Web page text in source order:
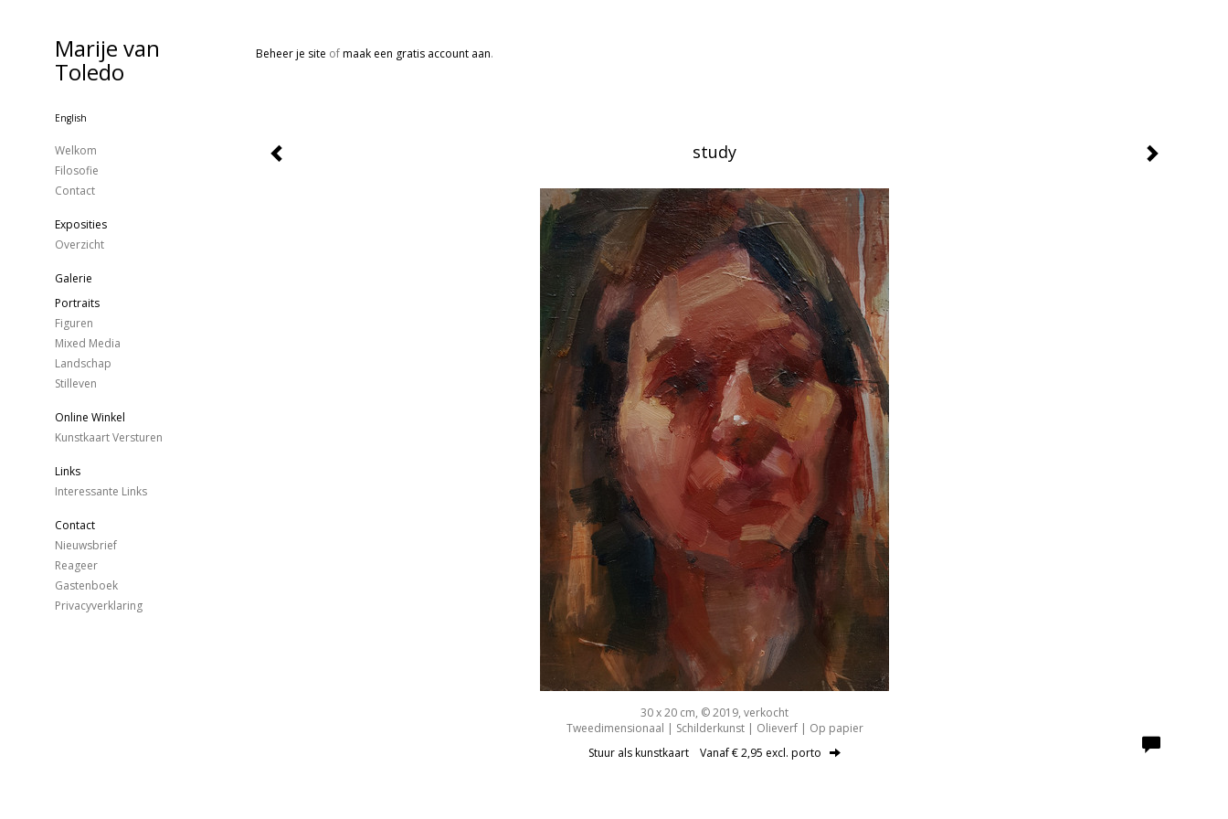
Beheer je site ofmaak een gratis account aan.
study
30 x 20 cm, © 2019, verkocht
Tweedimensionaal | Schilderkunst | Olieverf | Op papier
Stuur als kunstkaart Vanaf € 2,95 excl. porto
Marije van
Toledo
English
Welkom
Filosofie
Contact
Exposities
Overzicht
Galerie
Portraits
Figuren
Mixed Media
Landschap
Stilleven
Online Winkel
Kunstkaart Versturen
Links
Interessante Links
Contact
Nieuwsbrief
Reageer
Gastenboek
Privacyverklaring